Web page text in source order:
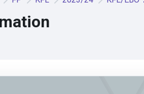
v biomedicínských oborech (2023)